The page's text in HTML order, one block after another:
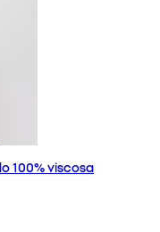
100% viscosa